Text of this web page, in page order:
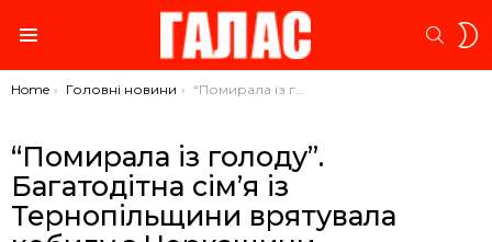
You are here:
Home Головні новини “Помирала із голоду”. Багатодітна сім’я із Тернопільщини врятувала кобилу з Черкащини
“Помирала із голоду”.
Багатодітна сім’я із
Тернопільщини врятувала